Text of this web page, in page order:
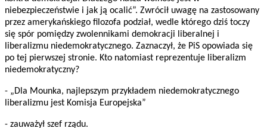
niebezpieczeństwie i jak ją ocalić”. Zwrócił uwagę na zastosowany
przez amerykańskiego filozofa podział, wedle którego dziś toczy
się spór pomiędzy zwolennikami demokracji liberalnej i
liberalizmu niedemokratycznego. Zaznaczył, że PiS opowiada się
po tej pierwszej stronie. Kto natomiast reprezentuje liberalizm
niedemokratyczny?
- „Dla Mounka, najlepszym przykładem niedemokratycznego
liberalizmu jest Komisja Europejska”
- zauważył szef rządu.